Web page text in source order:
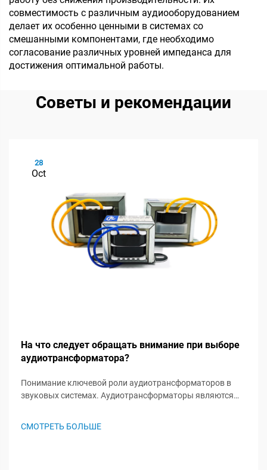
совместимость с различным аудиооборудованием
делает их особенно ценными в системах со
смешанными компонентами, где необходимо
согласование различных уровней импеданса для
достижения оптимальной работы.
Советы и рекомендации
28
Oct
На что следует обращать внимание при выборе
аудиотрансформатора?
Понимание ключевой роли аудиотрансформаторов в
звуковых системах. Аудиотрансформаторы являются
обеспечении оптимальной работы аудиосистемы. Эти
СМОТРЕТЬ БОЛЬШЕ